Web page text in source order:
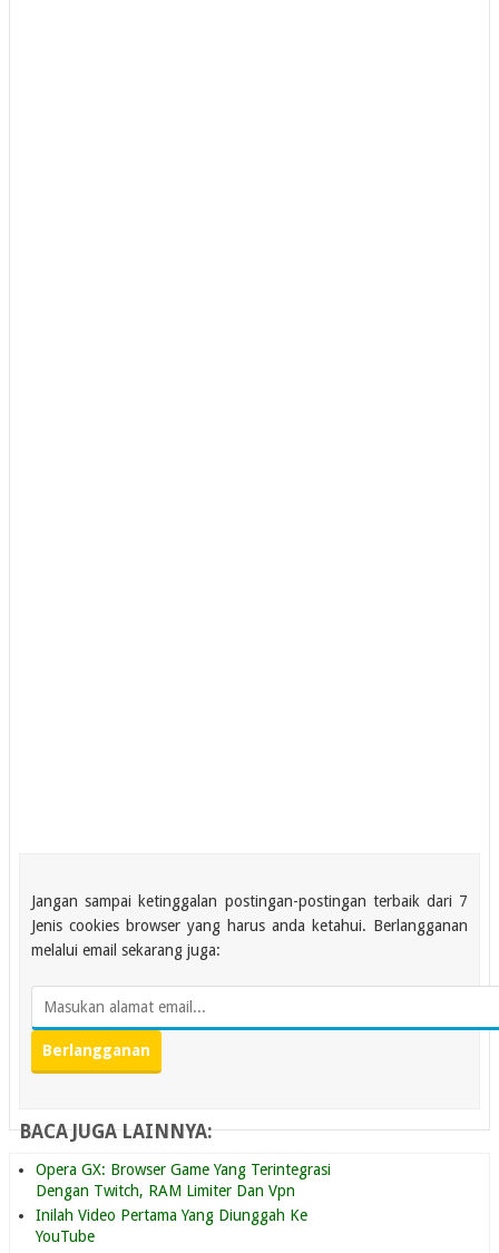
Jangan sampai ketinggalan postingan-postingan terbaik dari 7
Jenis cookies browser yang harus anda ketahui. Berlangganan
melalui email sekarang juga:
BACA JUGA LAINNYA:
Opera GX: Browser Game Yang Terintegrasi
Dengan Twitch, RAM Limiter Dan Vpn
Inilah Video Pertama Yang Diunggah Ke
YouTube